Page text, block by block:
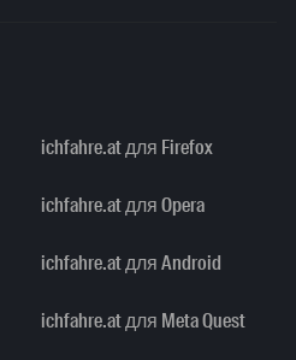
ichfahre.at для Firefox
ichfahre.at для Opera
ichfahre.at для Android
ichfahre.at для Meta Quest